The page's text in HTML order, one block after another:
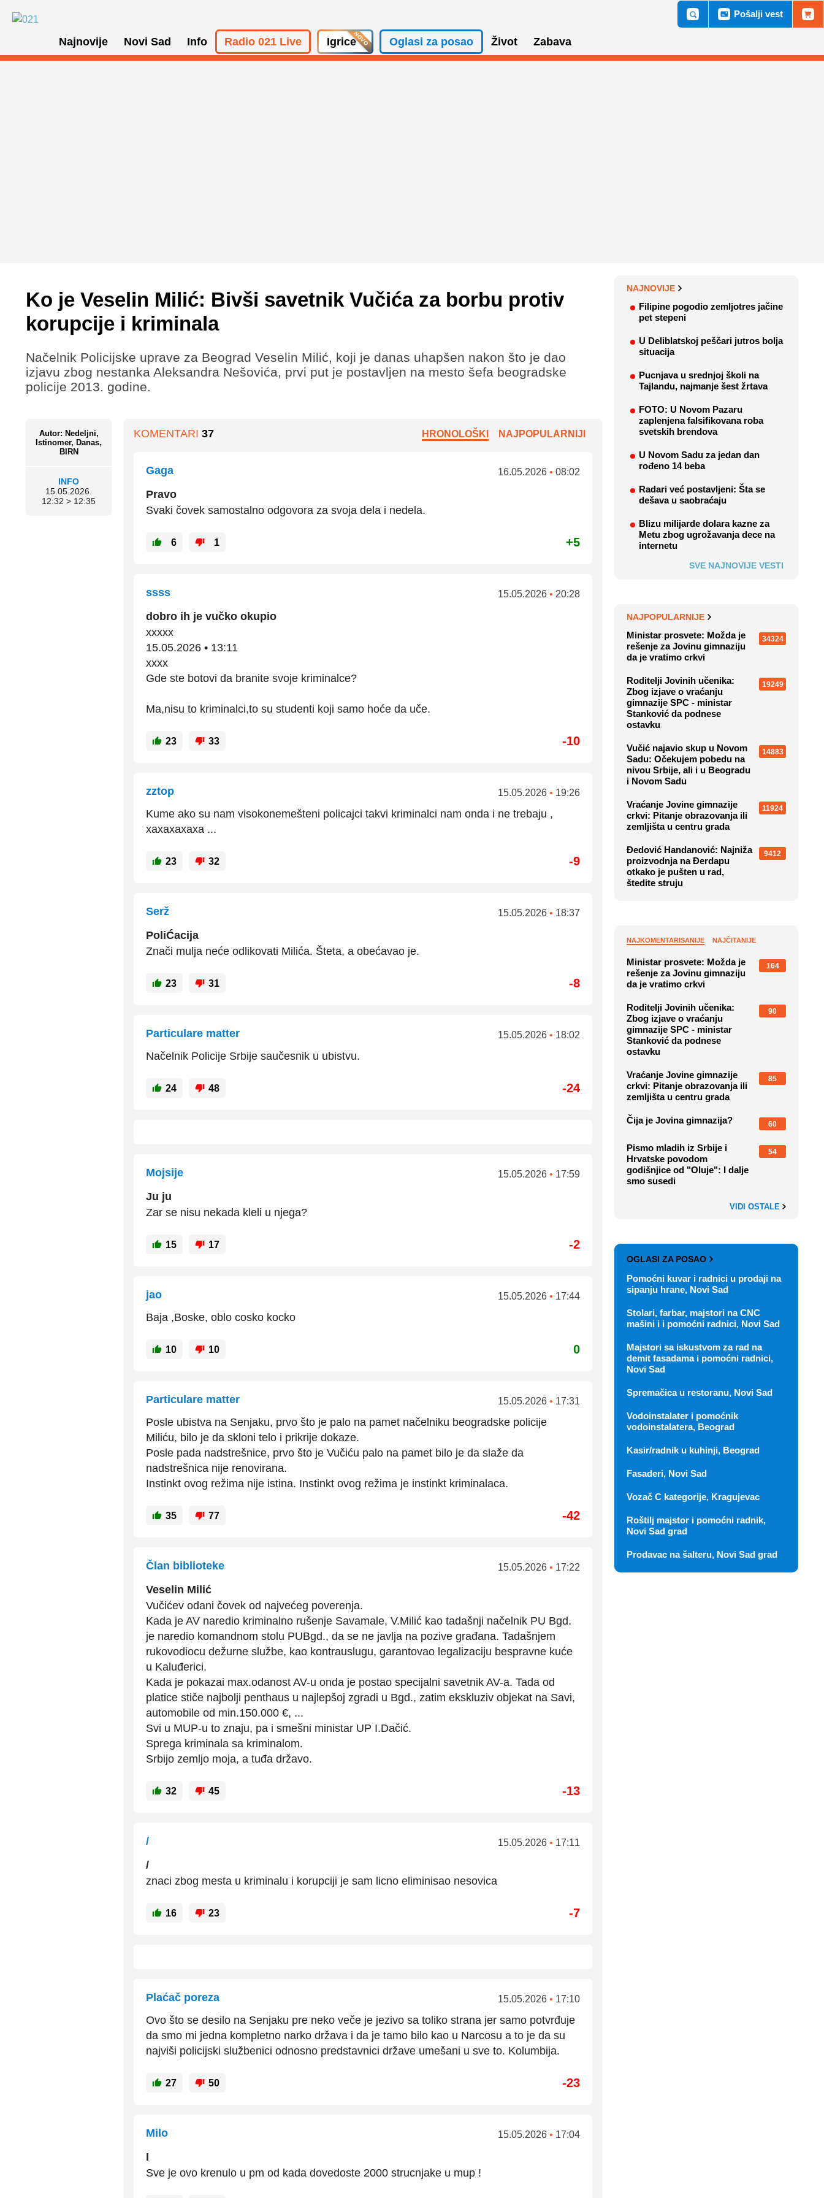
Najnovije Novi Sad Info Radio 021 Live Igrice Oglasi za posao Život Zabava
Pošalji vest
Ko je Veselin Milić: Bivši savetnik Vučića za borbu protiv
korupcije i kriminala
Autor: Nedeljni,
Istinomer, Danas,
BIRN
INFO
15.05.2026.
12:32 > 12:35
Načelnik Policijske uprave za Beograd Veselin Milić, koji je danas uhapšen nakon što je dao
izjavu zbog nestanka Aleksandra Nešovića, prvi put je postavljen na mesto šefa beogradske
policije 2013. godine.
KOMENTARI 37 HRONOLOŠKI NAJPOPULARNIJI
Gaga 16.05.2026 • 08:02
Pravo
Svaki čovek samostalno odgovora za svoja dela i nedela.
6 1 +5
ssss 15.05.2026 • 20:28
dobro ih je vučko okupio
xxxxx
15.05.2026 • 13:11
xxxx
Gde ste botovi da branite svoje kriminalce?
Ma,nisu to kriminalci,to su studenti koji samo hoće da uče.
23 33 -10
zztop 15.05.2026 • 19:26
Kume ako su nam visokonemešteni policajci takvi kriminalci nam onda i ne trebaju ,
xaxaxaxaxa ...
23 32 -9
Serž 15.05.2026 • 18:37
PoliĆacija
Znači mulja neće odlikovati Milića. Šteta, a obećavao je.
23 31 -8
Particulare matter 15.05.2026 • 18:02
Načelnik Policije Srbije saučesnik u ubistvu.
24 48 -24
Mojsije 15.05.2026 • 17:59
Ju ju
Zar se nisu nekada kleli u njega?
15 17 -2
jao 15.05.2026 • 17:44
Baja ,Boske, oblo cosko kocko
10 10 0
Particulare matter 15.05.2026 • 17:31
Posle ubistva na Senjaku, prvo što je palo na pamet načelniku beogradske policije
Miliću, bilo je da skloni telo i prikrije dokaze.
Posle pada nadstrešnice, prvo što je Vučiću palo na pamet bilo je da slaže da
nadstrešnica nije renovirana.
Instinkt ovog režima nije istina. Instinkt ovog režima je instinkt kriminalaca.
35 77 -42
Član biblioteke 15.05.2026 • 17:22
Veselin Milić
Vučićev odani čovek od najvećeg poverenja.
Kada je AV naredio kriminalno rušenje Savamale, V.Milić kao tadašnji načelnik PU Bgd.
je naredio komandnom stolu PUBgd., da se ne javlja na pozive građana. Tadašnjem
rukovodiocu dežurne službe, kao kontrauslugu, garantovao legalizaciju bespravne kuće
u Kaluđerici.
Kada je pokazai max.odanost AV-u onda je postao specijalni savetnik AV-a. Tada od
platice stiče najbolji penthaus u najlepšoj zgradi u Bgd., zatim ekskluziv objekat na Savi,
automobile od min.150.000 €, ...
Svi u MUP-u to znaju, pa i smešni ministar UP I.Dačić.
Sprega kriminala sa kriminalom.
Srbijo zemljo moja, a tuđa državo.
32 45 -13
/ 15.05.2026 • 17:11
/
znaci zbog mesta u kriminalu i korupciji je sam licno eliminisao nesovica
16 23 -7
Plaćač poreza 15.05.2026 • 17:10
Ovo što se desilo na Senjaku pre neko veče je jezivo sa toliko strana jer samo potvrđuje
da smo mi jedna kompletno narko država i da je tamo bilo kao u Narcosu a to je da su
najviši policijski službenici odnosno predstavnici države umešani u sve to. Kolumbija.
27 50 -23
Milo 15.05.2026 • 17:04
I
Sve je ovo krenulo u pm od kada dovedoste 2000 strucnjake u mup !
NAJNOVIJE
Filipine pogodio zemljotres jačine
pet stepeni
U Deliblatskoj peščari jutros bolja
situacija
Pucnjava u srednjoj školi na
Tajlandu, najmanje šest žrtava
FOTO: U Novom Pazaru
zaplenjena falsifikovana roba
svetskih brendova
U Novom Sadu za jedan dan
rođeno 14 beba
Radari već postavljeni: Šta se
dešava u saobraćaju
Blizu milijarde dolara kazne za
Metu zbog ugrožavanja dece na
internetu
SVE NAJNOVIJE VESTI
NAJPOPULARNIJE
Ministar prosvete: Možda je
rešenje za Jovinu gimnaziju
da je vratimo crkvi
34324
Roditelji Jovinih učenika:
Zbog izjave o vraćanju
gimnazije SPC - ministar
Stanković da podnese
ostavku
19249
Vučić najavio skup u Novom
Sadu: Očekujem pobedu na
nivou Srbije, ali i u Beogradu
i Novom Sadu
14883
Vraćanje Jovine gimnazije
crkvi: Pitanje obrazovanja ili
zemljišta u centru grada
11924
Đedović Handanović: Najniža
proizvodnja na Đerdapu
otkako je pušten u rad,
štedite struju
9412
NAJKOMENTARISANIJE NAJČITANIJE
Ministar prosvete: Možda je
rešenje za Jovinu gimnaziju
da je vratimo crkvi
164
Roditelji Jovinih učenika:
Zbog izjave o vraćanju
gimnazije SPC - ministar
Stanković da podnese
ostavku
90
Vraćanje Jovine gimnazije
crkvi: Pitanje obrazovanja ili
zemljišta u centru grada
85
Čija je Jovina gimnazija? 60
Pismo mladih iz Srbije i
Hrvatske povodom
godišnjice od "Oluje": I dalje
smo susedi
54
VIDI OSTALE
OGLASI ZA POSAO
Pomoćni kuvar i radnici u prodaji na
sipanju hrane, Novi Sad
Stolari, farbar, majstori na CNC
mašini i i pomoćni radnici, Novi Sad
Majstori sa iskustvom za rad na
demit fasadama i pomoćni radnici,
Novi Sad
Spremačica u restoranu, Novi Sad
Vodoinstalater i pomoćnik
vodoinstalatera, Beograd
Kasir/radnik u kuhinji, Beograd
Fasaderi, Novi Sad
Vozač C kategorije, Kragujevac
Roštilj majstor i pomoćni radnik,
Novi Sad grad
Prodavac na šalteru, Novi Sad grad